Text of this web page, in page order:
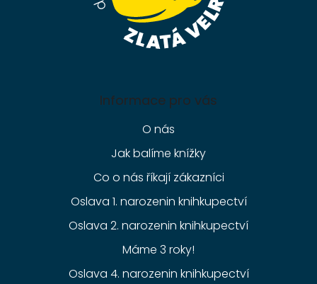
Informace pro vás
O nás
Jak balíme knížky
Co o nás říkají zákazníci
Oslava 1. narozenin knihkupectví
Oslava 2. narozenin knihkupectví
Máme 3 roky!
Oslava 4. narozenin knihkupectví